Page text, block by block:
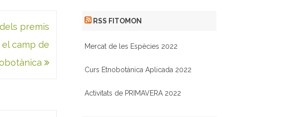
premis
camp de
RSS FITOMON
Mercat de les Espècies 2022
Curs Etnobotánica Aplicada 2022
Activitats de PRIMAVERA 2022